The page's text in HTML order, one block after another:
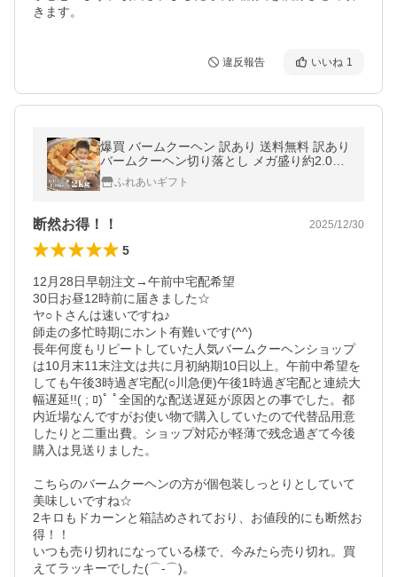
きます。
違反報告 いいね 1
爆買 バームクーヘン 訳あり 送料無料 訳あり
バームクーヘン切り落とし メガ盛り約2.0kg
バームクーヘンしっとりフワフワ 美味しさ
丸カジリ おすすめ
ふれあいギフト
断然お得！！ 2025/12/30
5
12月28日早朝注文→午前中宅配希望
30日お昼12時前に届きました☆
ヤ○トさんは速いですね♪
師走の多忙時期にホント有難いです(^^)
長年何度もリピートしていた人気バームクーヘンショップ
は10月末11末注文は共に月初納期10日以上。午前中希望を
しても午後3時過ぎ宅配(○川急便)午後1時過ぎ宅配と連続大
幅遅延!!( ; ﾛ)ﾟ ﾟ全国的な配送遅延が原因との事でした。都
内近場なんですがお使い物で購入していたので代替品用意
したりと二重出費。ショップ対応が軽薄で残念過ぎて今後
購入は見送りました。
こちらのバームクーヘンの方が個包装しっとりとしていて
美味しいですね☆
2キロもドカーンと箱詰めされており、お値段的にも断然お
得！！
いつも売り切れになっている様で、今みたら売り切れ。買
えてラッキーでした(⌒‐⌒)。